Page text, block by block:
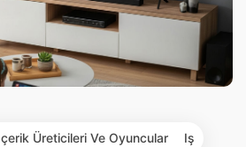
Üreticileri Ve Oyuncular Iş